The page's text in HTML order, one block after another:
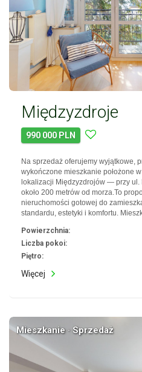
Międzyzdroje
990 000 PLN
Na sprzedaż oferujemy wyjątkowe,
wykończone mieszkanie położone
lokalizacji Międzyzdrojów — przy ul.
około 200 metrów od morza.To
nieruchomości gotowej do
standardu, estetyki i komfortu.
Powierzchnia:
Liczba pokoi:
Piętro:
Więcej
Mieszkanie · Sprzedaż